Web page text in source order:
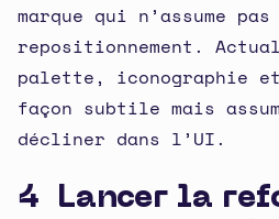
marque qui n’assume pas
repositionnement.
palette, iconographie
façon subtile mais
décliner dans l’UI.
4 Lancer la